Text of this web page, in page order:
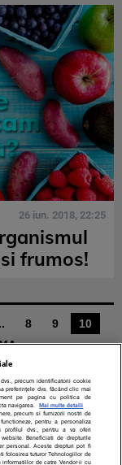
26 iun. 2018, 22:25
frumos!
8 9
10
»
precum identificatorii cookie
preferințele dvs. făcând clic mai
pe pagina cu politica de
navigarea.
Mai multe detalii
precum si furnizorii nostri de
pentru a personaliza
profilul dvs., pentru a va oferi
Beneficiati de drepturile
personal. Aceste drepturi pot fi
folosirea tuturor Tehnologiilor de
de catre Vendor-ii cu